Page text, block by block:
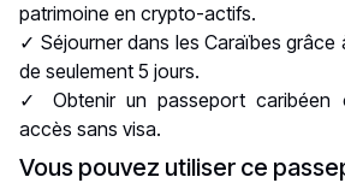
patrimoine en crypto-actifs.
✓ Séjourner dans les Caraïbes grâce
de seulement 5 jours.
✓ Obtenir un passeport caribéen
accès sans visa.
Vous pouvez utiliser ce